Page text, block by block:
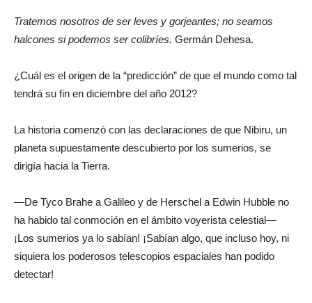
Tratemos nosotros de ser leves y gorjeantes; no seamos
halcones si podemos ser colibríes. Germán Dehesa.
¿Cuál es el origen de la “predicción” de que el mundo como tal
tendrá su fin en diciembre del año 2012?
La historia comenzó con las declaraciones de que Nibiru, un
planeta supuestamente descubierto por los sumerios, se
dirigía hacia la Tierra.
—De Tyco Brahe a Galileo y de Herschel a Edwin Hubble no
ha habido tal conmoción en el ámbito voyerista celestial—
¡Los sumerios ya lo sabían! ¡Sabían algo, que incluso hoy, ni
siquiera los poderosos telescopios espaciales han podido
detectar!